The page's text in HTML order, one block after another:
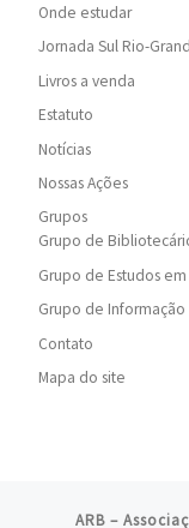
Onde estudar
Jornada Sul Rio-
Livros a venda
Estatuto
Notícias
Nossas Ações
Grupos
Grupo de
Grupo de Estudos
Grupo de
Contato
Mapa do site
ARB –